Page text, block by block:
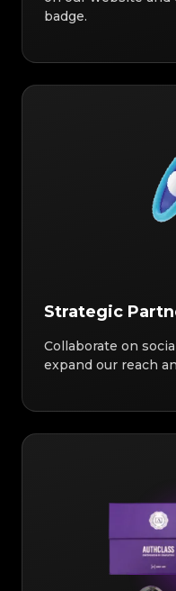
badge.
Strategic
Collaborate on
expand our reach